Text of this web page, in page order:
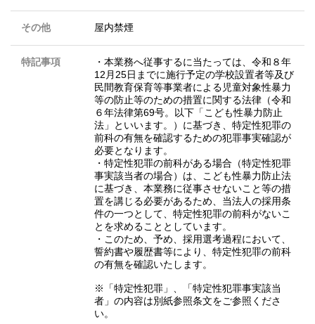
その他 屋内禁煙
特記事項
・本業務へ従事するに当たっては、令和８年
12月25日までに施行予定の学校設置者等及び
民間教育保育等事業者による児童対象性暴力
等の防止等のための措置に関する法律（令和
６年法律第69号。以下「こども性暴力防止
法」といいます。）に基づき、特定性犯罪の
前科の有無を確認するための犯罪事実確認が
必要となります。
・特定性犯罪の前科がある場合（特定性犯罪
事実該当者の場合）は、こども性暴力防止法
に基づき、本業務に従事させないこと等の措
置を講じる必要があるため、当法人の採用条
件の一つとして、特定性犯罪の前科がないこ
とを求めることとしています。
・このため、予め、採用選考過程において、
誓約書や履歴書等により、特定性犯罪の前科
の有無を確認いたします。
※「特定性犯罪」、「特定性犯罪事実該当
者」の内容は別紙参照条文をご参照くださ
い。